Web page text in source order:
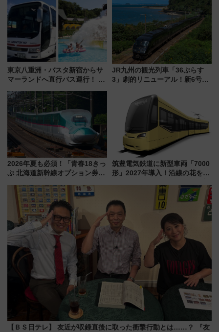
よりスタート
品グルメ登場で駅前の過ごし方
はどう変わる？
東京八重洲・バスタ新宿からサ
マーランドへ直行バス運行！ お
推し活を楽しもう！（2026年
8/1～31）
JR九州の観光列車「36ぷらす
3」劇的リニューアル！新6号車
別 “プレミアムランチ”導入･ル
ートや価格など解説
2026年夏も必須！「青春18きっ
ぷ 北海道新幹線オプション券」
筑豊電気鉄道に新型車両「7000
形」2027年導入！沿線の花をイ
内は落ち着いたゆとりある空間
に
【ＢＳ日テレ】 友近が収録直後に取った衝撃行動とは……？ 『友